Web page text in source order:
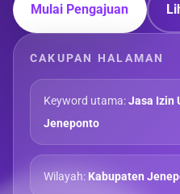
Mulai Pengajuan
CAKUPAN HALAMAN
Keyword utama:Jasa Izin
Jeneponto
Wilayah:Kabupaten